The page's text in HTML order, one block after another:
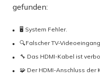
gefunden:
🖥️ System Fehler.
🔍Falscher TV-Videoeingang.
🔧 Das HDMI-Kabel ist
🧩 Der HDMI-Anschluss